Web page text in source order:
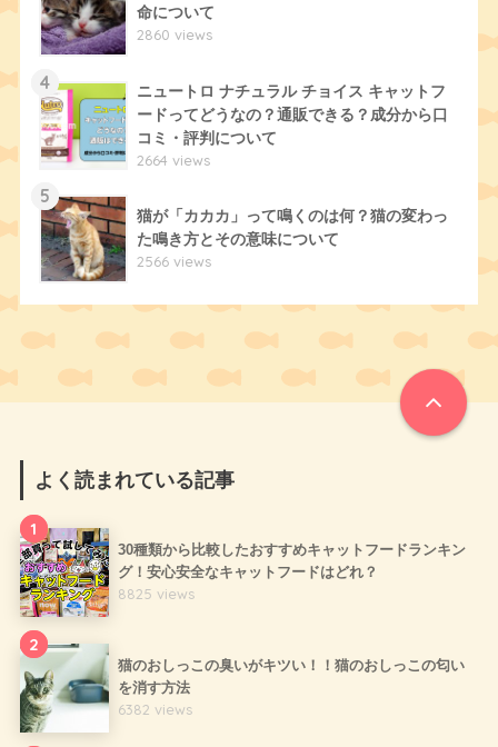
命について
2860 views
4
ニュートロ ナチュラル チョイス キャットフ
ードってどうなの？通販できる？成分から口
コミ・評判について
2664 views
5
猫が「カカカ」って鳴くのは何？猫の変わっ
た鳴き方とその意味について
2566 views
よく読まれている記事
1
30種類から比較したおすすめキャットフードランキン
グ！安心安全なキャットフードはどれ？
8825 views
2
猫のおしっこの臭いがキツい！！猫のおしっこの匂い
を消す方法
6382 views